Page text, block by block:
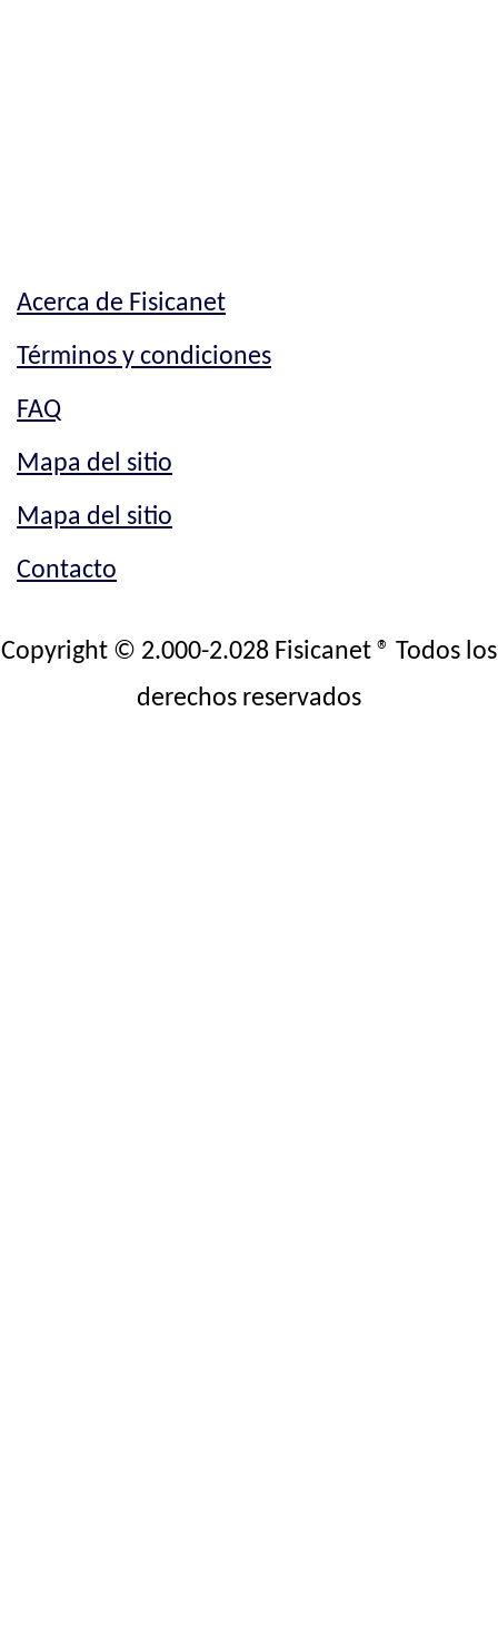
Acerca de Fisicanet
Términos y condiciones
FAQ
Mapa del sitio
Mapa del sitio
Contacto
Copyright © 2.000-2.028 Fisicanet ® Todos los
derechos reservados